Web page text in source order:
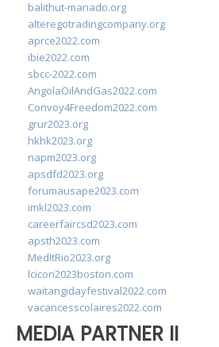
balithut-manado.org
alteregotradingcompany.org
aprce2022.com
ibie2022.com
sbcc-2022.com
AngolaOilAndGas2022.com
Convoy4Freedom2022.com
grur2023.org
hkhk2023.org
napm2023.org
apsdfd2023.org
forumausape2023.com
imkl2023.com
careerfaircsd2023.com
apsth2023.com
MedItRio2023.org
lcicon2023boston.com
waitangidayfestival2022.com
vacancesscolaires2022.com
MEDIA PARTNER II